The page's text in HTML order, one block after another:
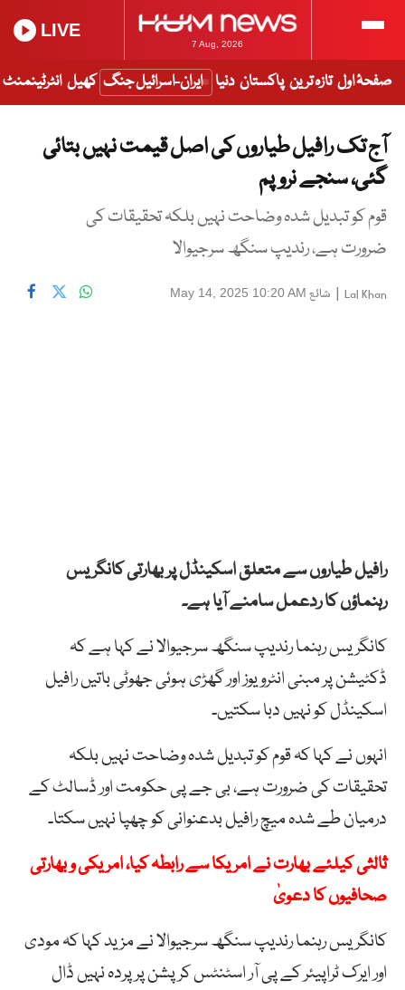
7 Aug, 2026
LIVE
صفحۂ اول تازہ ترین پاکستان دنیا ایران-اسرائیل جنگ کھیل انٹرٹینمنٹ
آج تک رافیل طیاروں کی اصل قیمت نہیں بتائی
گئی، سنجے نروپم
قوم کو تبدیل شدہ وضاحت نہیں بلکہ تحقیقات کی
ضرورت ہے، رندیپ سنگھ سرجیوالا
Lal Khan
| شائع May 14, 2025 10:20 AM
رافیل طیاروں سے متعلق اسکینڈل پر بھارتی کانگریس
رہنماؤں کا ردعمل سامنے آیا ہے۔
کانگریس رہنما رندیپ سنگھ سرجیوالا نے کہا ہے کہ
ڈکٹیشن پر مبنی انٹرویوز اور گھڑی ہوئی جھوٹی باتیں رافیل
اسکینڈل کو نہیں دبا سکتیں۔
انہوں نے کہا کہ قوم کو تبدیل شدہ وضاحت نہیں بلکہ
تحقیقات کی ضرورت ہے، بی جے پی حکومت اور ڈسالٹ کے
درمیان طے شدہ میچ رافیل بدعنوانی کو چھپا نہیں سکتا۔
ثالثی کیلئے بھارت نے امریکا سے رابطہ کیا، امریکی و بھارتی
صحافیوں کا دعویٰ
کانگریس رہنما رندیپ سنگھ سرجیوالا نے مزید کہا کہ مودی
اور ایرک ٹراپیئر کے پی آر اسٹنٹس کرپشن پر پردہ نہیں ڈال